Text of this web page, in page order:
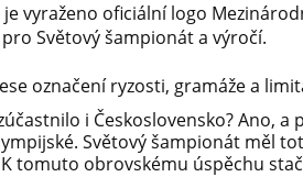
vyraženo oficiální logo
Světový šampionát a výročí.
označení ryzosti, gramáže a
i Československo? Ano,
Světový šampionát měl
K tomuto obrovskému úspěchu